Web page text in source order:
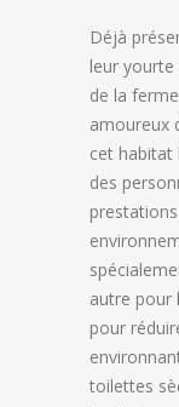
Déjà
leur
de la
amoureux
cet habitat
des
autre pour
pour
toilettes